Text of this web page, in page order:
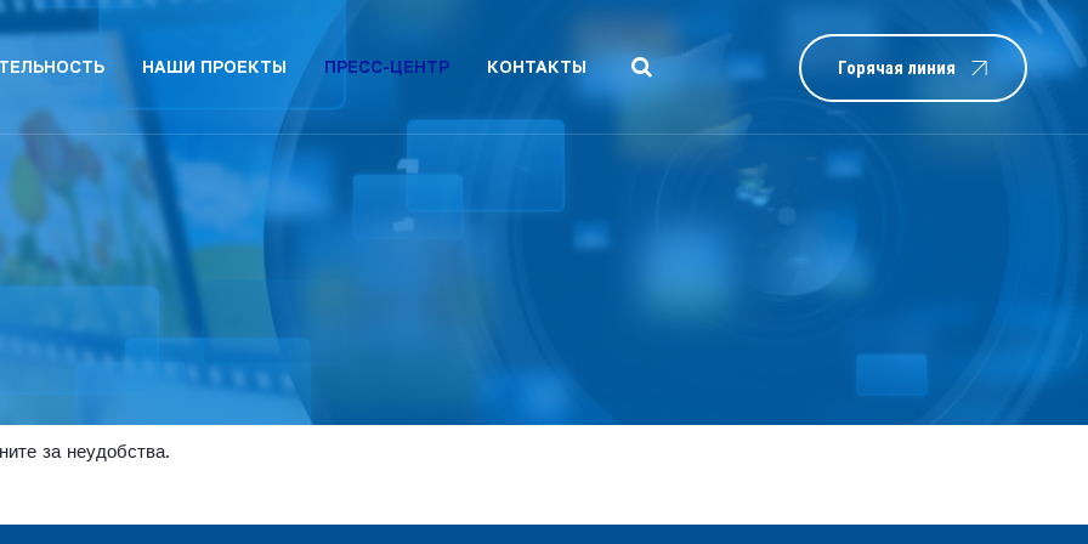
НАШИ ПРОЕКТЫ ПРЕСС-ЦЕНТР КОНТАКТЫ Горячая линия
за неудобства.